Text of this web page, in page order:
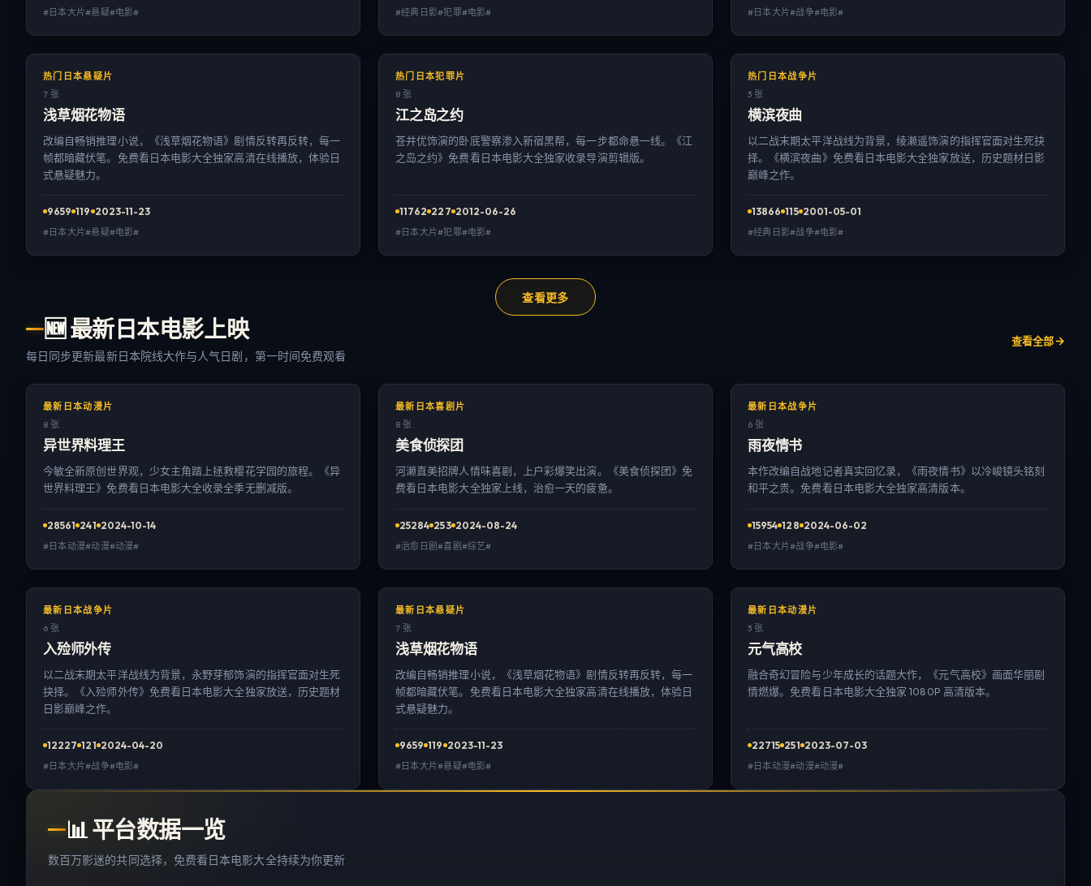
#日本大片#悬疑#电影# #经典日影#犯罪#电影# #日本大片#战争#电影#
热门日本悬疑片
7 张
浅草烟花物语
改编自畅销推理小说，《浅草烟花物语》剧情反转再反转，每一
帧都暗藏伏笔。免费看日本电影大全独家高清在线播放，体验日
式悬疑魅力。
9659 119 2023-11-23
#日本大片#悬疑#电影#
热门日本犯罪片
8 张
江之岛之约
苍井优饰演的卧底警察渗入新宿黑帮，每一步都命悬一线。《江
之岛之约》免费看日本电影大全独家收录导演剪辑版。
11762 227 2012-06-26
#日本大片#犯罪#电影#
热门日本战争片
3 张
横滨夜曲
以二战末期太平洋战线为背景，绫濑遥饰演的指挥官面对生死抉
择。《横滨夜曲》免费看日本电影大全独家放送，历史题材日影
巅峰之作。
13866 115 2001-05-01
#经典日影#战争#电影#
查看更多
🆕 最新日本电影上映
每日同步更新最新日本院线大作与人气日剧，第一时间免费观看
查看全部
最新日本动漫片
8 张
异世界料理王
今敏全新原创世界观，少女主角踏上拯救樱花学园的旅程。《异
世界料理王》免费看日本电影大全收录全季无删减版。
28561 241 2024-10-14
#日本动漫#动漫#动漫#
最新日本喜剧片
8 张
美食侦探团
河濑直美招牌人情味喜剧，上户彩爆笑出演。《美食侦探团》免
费看日本电影大全独家上线，治愈一天的疲惫。
25284 253 2024-08-24
#治愈日剧#喜剧#综艺#
最新日本战争片
6 张
雨夜情书
本作改编自战地记者真实回忆录，《雨夜情书》以冷峻镜头铭刻
和平之贵。免费看日本电影大全独家高清版本。
15954 128 2024-06-02
#日本大片#战争#电影#
最新日本战争片
6 张
入殓师外传
以二战末期太平洋战线为背景，永野芽郁饰演的指挥官面对生死
抉择。《入殓师外传》免费看日本电影大全独家放送，历史题材
日影巅峰之作。
12227 121 2024-04-20
#日本大片#战争#电影#
最新日本悬疑片
7 张
浅草烟花物语
改编自畅销推理小说，《浅草烟花物语》剧情反转再反转，每一
帧都暗藏伏笔。免费看日本电影大全独家高清在线播放，体验日
式悬疑魅力。
9659 119 2023-11-23
#日本大片#悬疑#电影#
最新日本动漫片
3 张
元气高校
融合奇幻冒险与少年成长的话题大作，《元气高校》画面华丽剧
情燃爆。免费看日本电影大全独家 1080P 高清版本。
22715 251 2023-07-03
#日本动漫#动漫#动漫#
📊平台数据一览
数百万影迷的共同选择，免费看日本电影大全持续为你更新